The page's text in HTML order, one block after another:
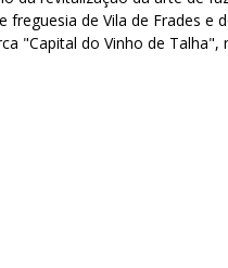
de Vila de Frades
"Capital do Vinho de